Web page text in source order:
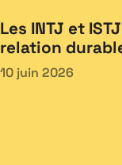
Les INTJ et
relation
10 juin 2026